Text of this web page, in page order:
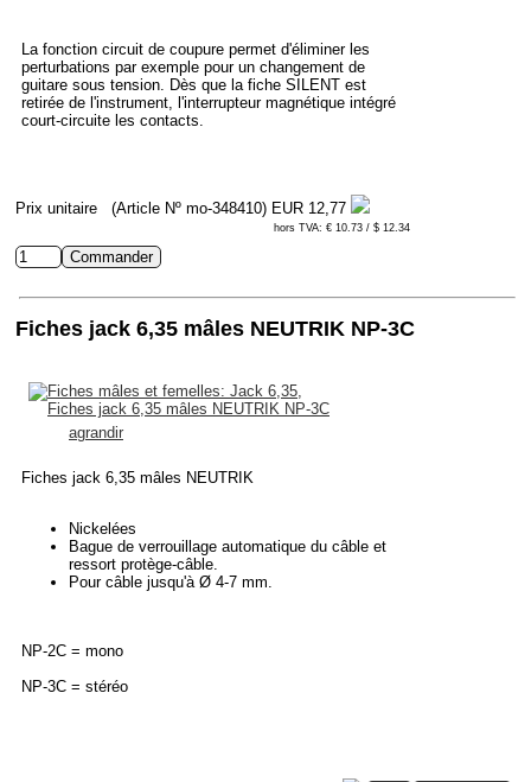
La fonction circuit de coupure permet d'éliminer les
perturbations par exemple pour un changement de
guitare sous tension. Dès que la fiche SILENT est
retirée de l'instrument, l'interrupteur magnétique intégré
court-circuite les contacts.
Prix unitaire (Article Nº mo-348410) EUR 12,77
hors TVA: € 10.73 / $ 12.34
Fiches jack 6,35 mâles NEUTRIK NP-3C
agrandir
Fiches jack 6,35 mâles NEUTRIK
Nickelées
Bague de verrouillage automatique du câble et
ressort protège-câble.
Pour câble jusqu'à Ø 4-7 mm.
NP-2C = mono
NP-3C = stéréo